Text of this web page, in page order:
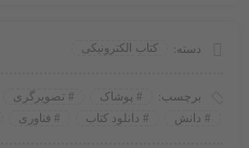
دسته: کتاب الکترونیکی
برچسب: پوشاک تصویرگری
دانش
دانلود کتاب فناوری